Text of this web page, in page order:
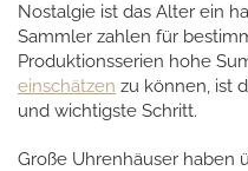
Nostalgie ist das Alter ein
Sammler zahlen für
Produktionsserien hohe
einschätzen zu können, ist
und wichtigste Schritt.
Große Uhrenhäuser haben